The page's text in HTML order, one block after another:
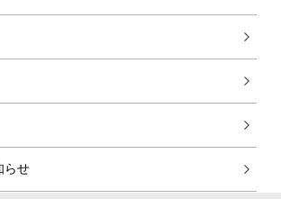
らせ